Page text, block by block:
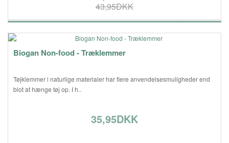
43,95DKK
Biogan Non-food - Træklemmer
Tøjklemmer i naturlige materialer har flere anvendelsesmuligheder end
blot at hænge tøj op. I h..
35,95DKK